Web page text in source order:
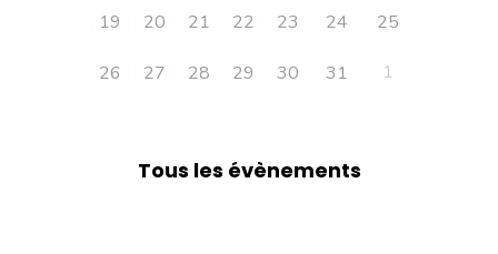
19 20 21 22 23 24 25
26 27 28 29 30 31 1
Tous les évènements